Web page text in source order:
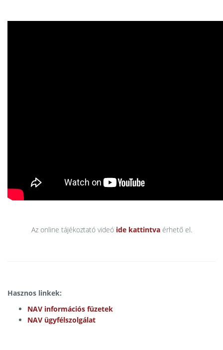
Az online tájékoztató videó ide kattintvaérhető el.
Hasznos linkek:
NAV információs füzetek
NAV ügyfélszolgálat